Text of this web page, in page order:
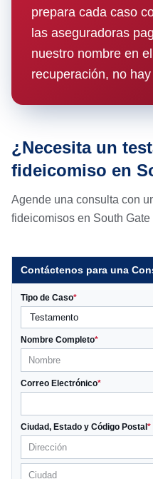
prepara cada caso
las aseguradoras
nuestro nombre en
recuperación, no
¿Necesita un
fideicomiso en
Agende una consulta con
fideicomisos en South Gate
Contáctenos para una
Tipo de Caso*
Nombre Completo*
Correo Electrónico*
Ciudad, Estado y Código Postal*